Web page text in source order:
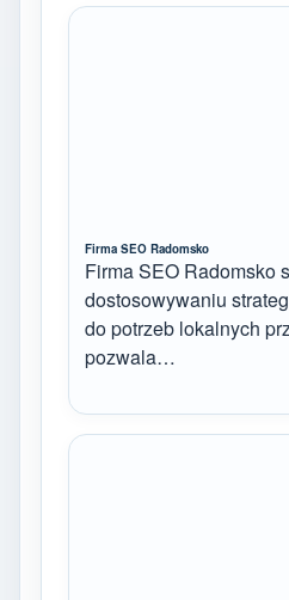
Firma SEO Radomsko
Firma SEO Radomsko
dostosowywaniu
do potrzeb lokalnych
pozwala…